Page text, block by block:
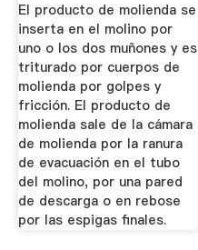
El producto de molienda se
inserta en el molino por
uno o los dos muñones y es
triturado por cuerpos de
molienda por golpes y
fricción. El producto de
molienda sale de la cámara
de molienda por la ranura
de evacuación en el tubo
del molino, por una pared
de descarga o en rebose
por las espigas finales.